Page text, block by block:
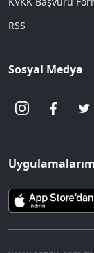
RSS
Sosyal Medya